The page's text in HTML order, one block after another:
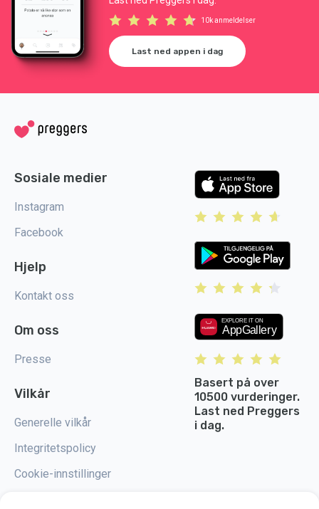
10k anmeldelser
Last ned appen i dag
Sosiale medier
Instagram
Facebook
Hjelp
Kontakt oss
Om oss
Presse
Vilkår
Generelle vilkår
Integritetspolicy
Cookie-innstillinger
Basert på over
10500 vurderinger.
Last ned Preggers
i dag.